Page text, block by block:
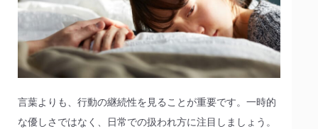
言葉よりも、行動の継続性を見ることが重要です。一時的
な優しさではなく、日常での扱われ方に注目しましょう。